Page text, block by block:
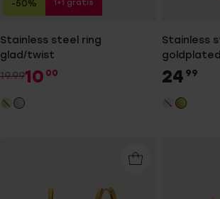
Stainless steel ring
glad/twist
19.9910 00
-50% 1+1 gratis
Stainless
24 99